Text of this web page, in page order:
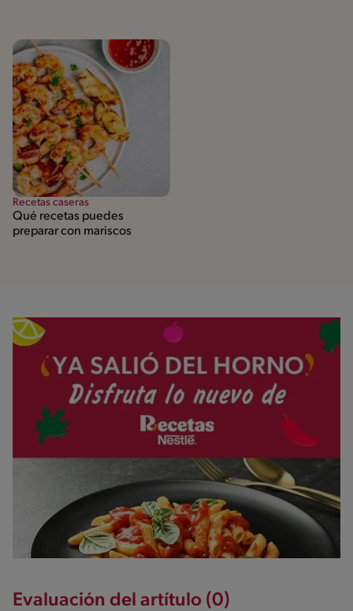
Recetas caseras
Qué recetas puedes
preparar con mariscos
Evaluación del artítulo (0)